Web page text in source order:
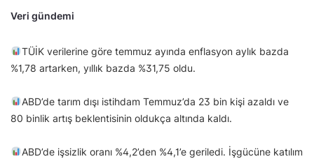
Veri gündemi
TÜİK verilerine göre temmuz ayında enflasyon aylık bazda
%1,78 artarken, yıllık bazda %31,75 oldu.
ABD’de tarım dışı istihdam Temmuz’da 23 bin kişi azaldı ve
80 binlik artış beklentisinin oldukça altında kaldı.
ABD’de işsizlik oranı %4,2’den %4,1’e geriledi. İşgücüne katılım